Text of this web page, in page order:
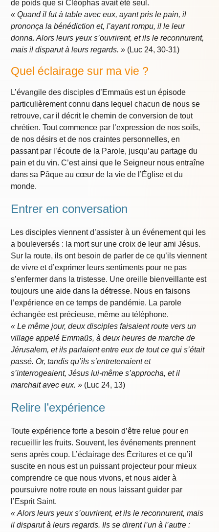
de poids que si Cléophas avait été seul.
« Quand il fut à table avec eux, ayant pris le pain, il
prononça la bénédiction et, l’ayant rompu, il le leur
donna. Alors leurs yeux s’ouvrirent, et ils le reconnurent,
mais il disparut à leurs regards. » (Luc 24, 30-31)
Quel éclairage sur ma vie ?
L’évangile des disciples d’Emmaüs est un épisode
particulièrement connu dans lequel chacun de nous se
retrouve, car il décrit le chemin de conversion de tout
chrétien. Tout commence par l’expression de nos soifs,
de nos désirs et de nos craintes personnelles, en
passant par l’écoute de la Parole, jusqu’au partage du
pain et du vin. C’est ainsi que le Seigneur nous entraîne
dans sa Pâque au cœur de la vie de l’Église et du
monde.
Entrer en conversation
Les disciples viennent d’assister à un événement qui les
a bouleversés : la mort sur une croix de leur ami Jésus.
Sur la route, ils ont besoin de parler de ce qu’ils viennent
de vivre et d’exprimer leurs sentiments pour ne pas
s’enfermer dans la tristesse. Une oreille bienveillante est
toujours une aide dans la détresse. Nous en faisons
l’expérience en ce temps de pandémie. La parole
échangée est précieuse, même au téléphone.
« Le même jour, deux disciples faisaient route vers un
village appelé Emmaüs, à deux heures de marche de
Jérusalem, et ils parlaient entre eux de tout ce qui s’était
passé. Or, tandis qu’ils s’entretenaient et
s’interrogeaient, Jésus lui-même s’approcha, et il
marchait avec eux. » (Luc 24, 13)
Relire l’expérience
Toute expérience forte a besoin d’être relue pour en
recueillir les fruits. Souvent, les événements prennent
sens après coup. L’éclairage des Écritures et ce qu’il
suscite en nous est un puissant projecteur pour mieux
comprendre ce que nous vivons, et nous aider à
poursuivre notre route en nous laissant guider par
l’Esprit Saint.
« Alors leurs yeux s’ouvrirent, et ils le reconnurent, mais
il disparut à leurs regards. Ils se dirent l’un à l’autre :